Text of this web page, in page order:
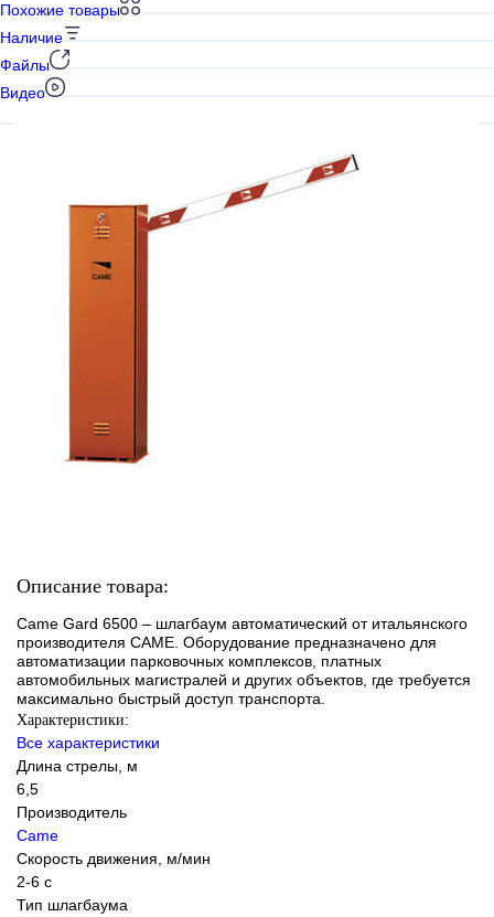
Похожие товары
Наличие
Файлы
Видео
Описание товара:
Came Gard 6500 – шлагбаум автоматический от итальянского
производителя CAME. Оборудование предназначено для
автоматизации парковочных комплексов, платных
автомобильных магистралей и других объектов, где требуется
максимально быстрый доступ транспорта.
Характеристики:
Все характеристики
Длина стрелы, м
6,5
Производитель
Came
Скорость движения, м/мин
2-6 с
Тип шлагбаума